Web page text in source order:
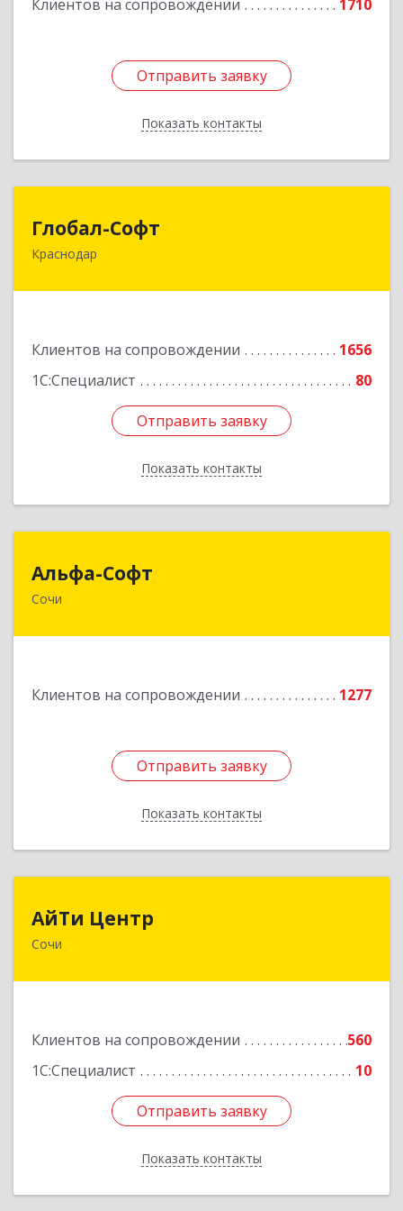
Клиентов на сопровождении 1710
Отправить заявку
Показать контакты
Отправить заявку
Назад
Глобал-Софт
Краснодар
Клиентов на сопровождении
1656
1С:Специалист
80
Отправить заявку
Показать контакты
350018, Краснодарский край, Краснодар г,
Отправить заявку
Назад
Альфа-Софт
Сочи
Клиентов на сопровождении 1277
Отправить заявку
Показать контакты
Отправить заявку
Назад
АйТи Центр
Сочи
Клиентов на сопровождении
560
1С:Специалист
10
Отправить заявку
Показать контакты
354000, Краснодарский край, Сочи, Московская
Отправить заявку
Назад